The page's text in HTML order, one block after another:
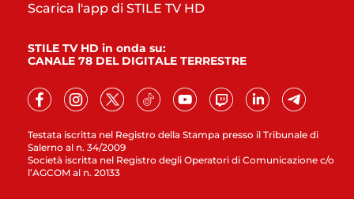
Testata iscritta nel Registro della Stampa presso il Tribunale di
Salerno al n. 34/2009
Società iscritta nel Registro degli Operatori di Comunicazione c/o
l’AGCOM al n. 20133
Scarica l'app di STILE TV HD
STILE TV HD in onda su:
CANALE 78 DEL DIGITALE TERRESTRE